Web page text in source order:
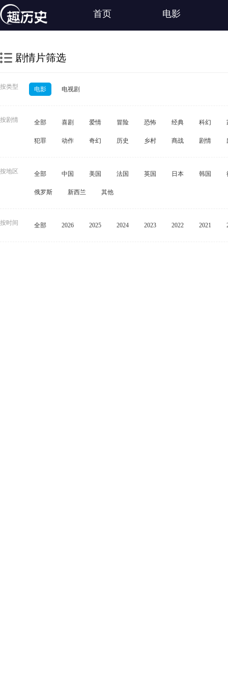
首页 电影
剧情片筛选
按类型 电影 电视剧
按剧情 全部 喜剧 爱情 冒险 恐怖 经典 科幻
犯罪 动作 奇幻 历史 乡村 商战 剧情
按地区 全部 中国 美国 法国 英国 日本 韩国
俄罗斯 新西兰 其他
按时间 全部 2026 2025 2024 2023 2022 2021